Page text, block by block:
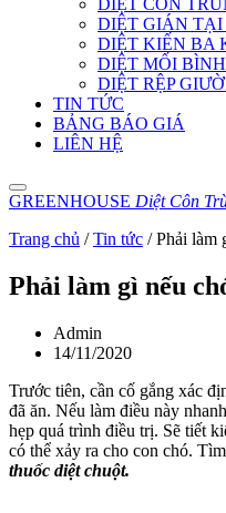
DIỆT CÔN
DIỆT GIÁN
DIỆT KIẾN BA
DIỆT MỐI
DIỆT RỆP
TIN TỨC
BẢNG BÁO GIÁ
LIÊN HỆ
GREENHOUSE Diệt Côn
Trang chủ /Tin tức /Phải làm
Phải làm gì nếu
Admin
14/11/2020
Trước tiên, cần cố gắng xác
đã ăn. Nếu làm điều này
hẹp quá trình điều trị. Sẽ tiết
có thể xảy ra cho con chó.
thuốc diệt chuột.